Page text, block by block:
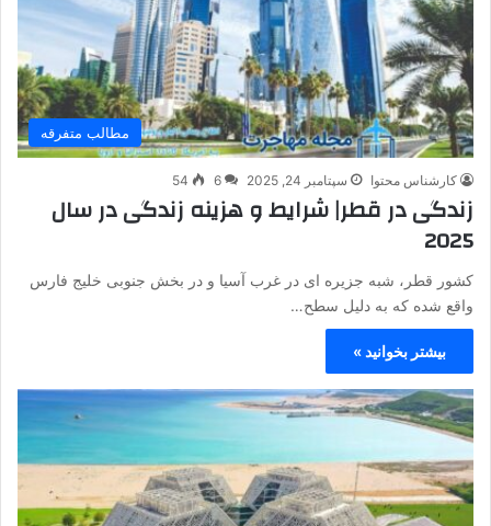
مطالب متفرقه
کارشناس محتوا سپتامبر 24, 2025 6
54
زندگی در قطر| شرایط و هزینه زندگی در سال
2025
کشور قطر، شبه جزیره ای در غرب آسیا و در بخش جنوبی خلیج فارس
واقع شده که به دلیل سطح…
بیشتر بخوانید »